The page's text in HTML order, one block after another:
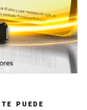
TE PUEDE